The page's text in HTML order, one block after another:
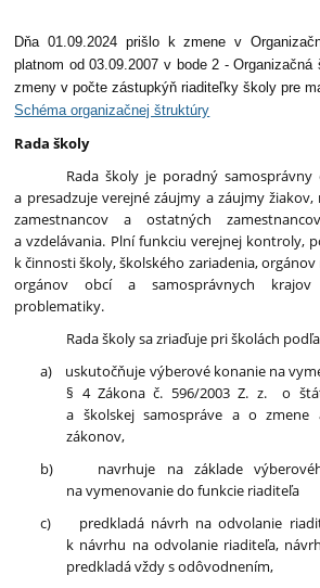
Dňa 01.09.2024 prišlo k zmene v
platnom od 03.09.2007 v bode 2 - Organizačná
zmeny v počte zástupkýň riaditeľky školy pre
Schéma organizačnej štruktúry
Rada školy
Rada školy je poradný
a presadzuje verejné záujmy a záujmy
zamestnancov a ostatných
a vzdelávania. Plní funkciu verejnej kontroly,
k činnosti školy, školského zariadenia,
orgánov obcí a samosprávnych
problematiky.
Rada školy sa zriaďuje pri školách
a) uskutočňuje výberové konanie na
§ 4 Zákona č. 596/2003 Z. z. o
a školskej samospráve a o zmene
zákonov,
b) navrhuje na základe
na vymenovanie do funkcie riaditeľa
c) predkladá návrh na odvolanie
k návrhu na odvolanie riaditeľa,
predkladá vždy s odôvodnením,